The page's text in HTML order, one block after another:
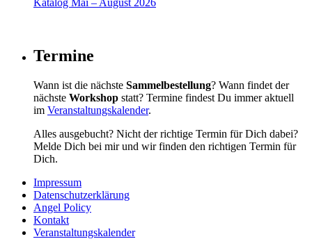
Termine
Wann ist die nächste Sammelbestellung? Wann findet der
nächste Workshop statt? Termine findest Du immer aktuell
im Veranstaltungskalender.
Alles ausgebucht? Nicht der richtige Termin für Dich dabei?
Melde Dich bei mir und wir finden den richtigen Termin für
Dich.
Impressum
Datenschutzerklärung
Angel Policy
Kontakt
Veranstaltungskalender